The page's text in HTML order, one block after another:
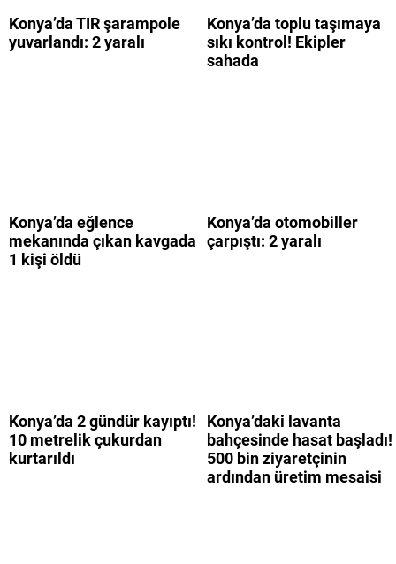
Konya’da TIR şarampole
yuvarlandı: 2 yaralı
Konya’da toplu taşımaya
sıkı kontrol! Ekipler
sahada
Konya’da eğlence
mekanında çıkan kavgada
1 kişi öldü
Konya’da otomobiller
çarpıştı: 2 yaralı
Konya’da 2 gündür kayıptı!
10 metrelik çukurdan
kurtarıldı
Konya’daki lavanta
bahçesinde hasat başladı!
500 bin ziyaretçinin
ardından üretim mesaisi